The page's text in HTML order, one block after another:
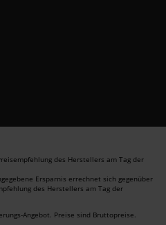
des Herstellers am Tag der
Ersparnis errechnet sich gegenüber
des Herstellers am Tag der
Angebot. Preise sind Bruttopreise.